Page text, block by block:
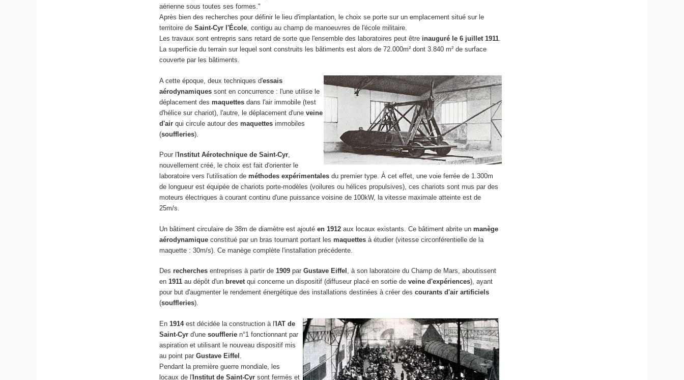
aérienne sous toutes ses formes."
Après bien des recherches pour définir le lieu d'implantation, le choix se porte sur un emplacement situé sur le
territoire deSaint-Cyr l'École, contigu au champ de manoeuvres de l'école militaire.
Les travaux sont entrepris sans retard de sorte que l'ensemble des laboratoires peut être inauguré le 6 juillet 1911.
La superficie du terrain sur lequel sont construits les bâtiments est alors de 72.000m² dont 3.840 m² de surface
couverte par les bâtiments.
A cette époque, deux techniques d'essais
aérodynamiquessont en concurrence : l'une utilise le
déplacement desmaquettes dans l'air immobile (test
d'hélice sur chariot), l'autre, le déplacement d'une veine
d'air qui circule autour desmaquettes immobiles
(souffleries).
Pour l' Institut Aérotechnique de Saint-Cyr,
nouvellement créé, le choix est fait d'orienter le
laboratoire vers l'utilisation deméthodes expérimentales du premier type. À cet effet, une voie ferrée de 1.300m
de longueur est équipée de chariots porte-modèles (voilures ou hélices propulsives), ces chariots sont mus par des
moteurs électriques à courant continu d'une puissance voisine de 100kW, la vitesse maximale atteinte est de
25m/s.
Un bâtiment circulaire de 38m de diamètre est ajoutéen 1912 aux locaux existants. Ce bâtiment abrite unmanège
aérodynamique constitué par un bras tournant portant lesmaquettes à étudier (vitesse circonférentielle de la
maquette : 30m/s). Ce manège complète l'installation précédente.
Desrecherches entreprises à partir de1909 parGustave Eiffel , à son laboratoire du Champ de Mars, aboutissent
en1911au dépôt d'un brevetqui concerne un dispositif (diffuseur placé en sortie deveine d'expériences), ayant
pour but d'augmenter le rendement énergétique des installations destinées à créer descourants d'air artificiels
(souffleries).
En 1914est décidée la construction à l'IAT de
Saint-Cyr d'unesoufflerie n°1 fonctionnant par
aspiration et utilisant le nouveau dispositif mis
au point parGustave Eiffel
Pendant la première guerre mondiale, les
locaux de l'Institut de Saint-Cyr sont fermés et